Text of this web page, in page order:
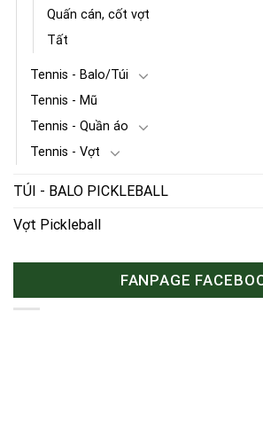
Quấn cán, cốt vợt
Tất
Tennis - Balo/Túi
Tennis - Mũ
Tennis - Quần áo
Tennis - Vợt
TÚI - BALO PICKLEBALL
Vợt Pickleball
FANPAGE